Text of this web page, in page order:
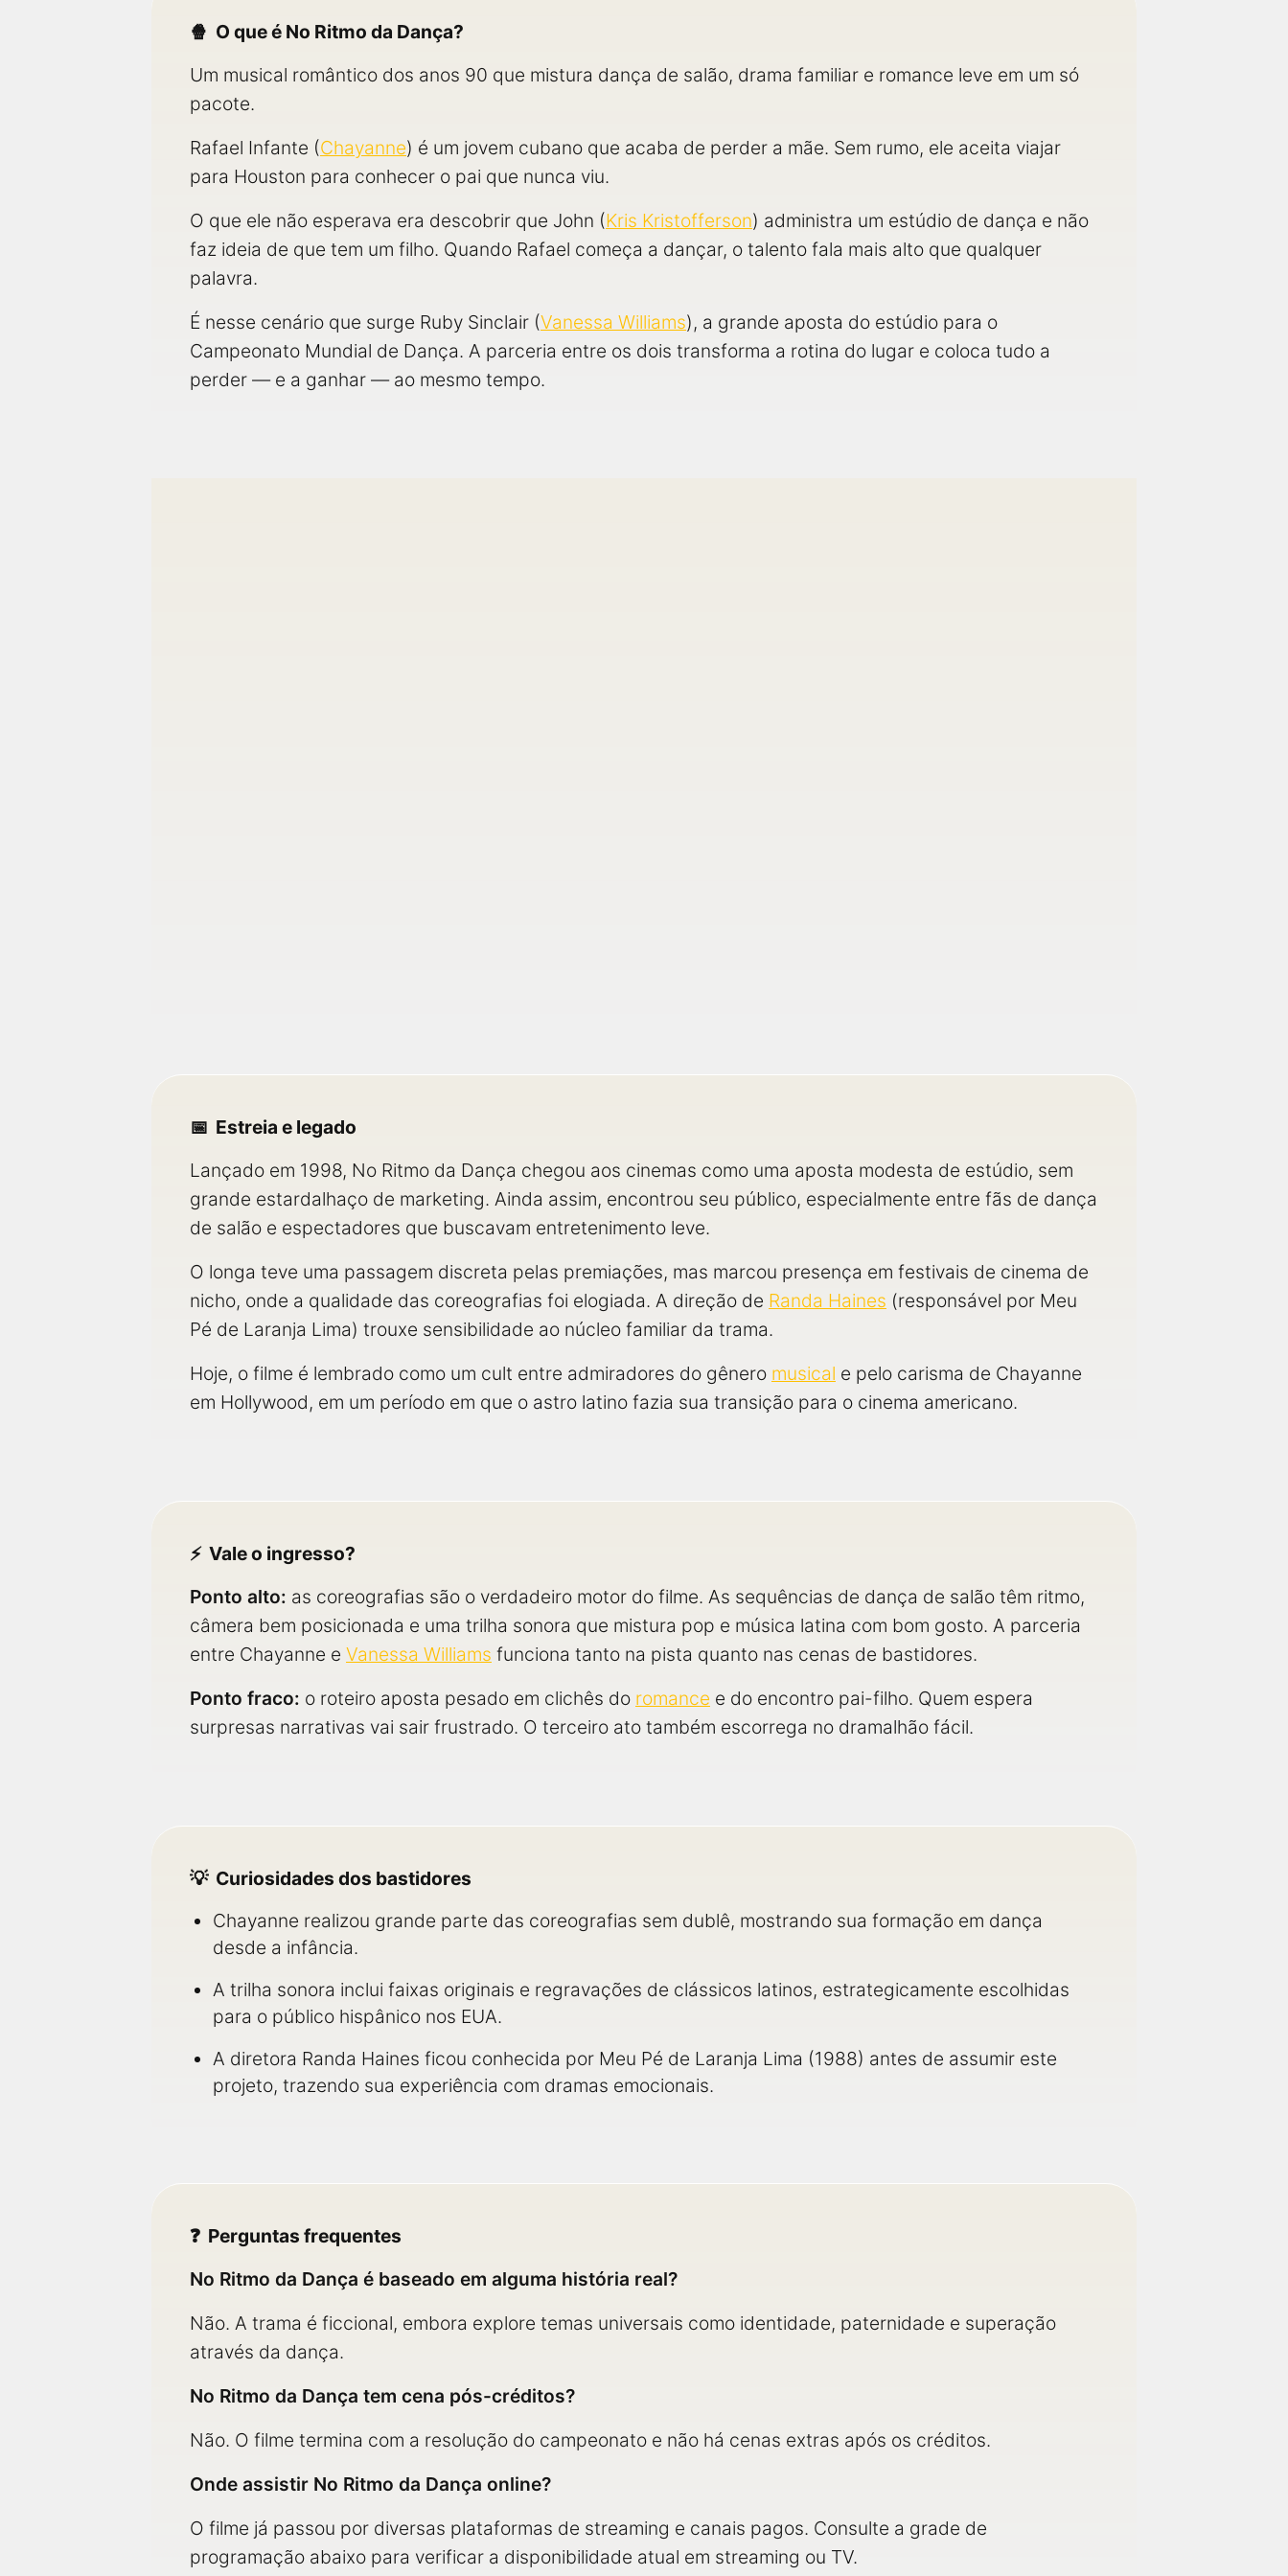
O que é No Ritmo da Dança?
Um musical romântico dos anos 90 que mistura dança de salão, drama familiar e romance leve em um só
pacote.
Rafael Infante (Chayanne) é um jovem cubano que acaba de perder a mãe. Sem rumo, ele aceita viajar
para Houston para conhecer o pai que nunca viu.
O que ele não esperava era descobrir que John (Kris Kristofferson) administra um estúdio de dança e não
faz ideia de que tem um filho. Quando Rafael começa a dançar, o talento fala mais alto que qualquer
palavra.
É nesse cenário que surge Ruby Sinclair (Vanessa Williams), a grande aposta do estúdio para o
Campeonato Mundial de Dança. A parceria entre os dois transforma a rotina do lugar e coloca tudo a
perder — e a ganhar — ao mesmo tempo.
Estreia e legado
Lançado em 1998, No Ritmo da Dança chegou aos cinemas como uma aposta modesta de estúdio, sem
grande estardalhaço de marketing. Ainda assim, encontrou seu público, especialmente entre fãs de dança
de salão e espectadores que buscavam entretenimento leve.
O longa teve uma passagem discreta pelas premiações, mas marcou presença em festivais de cinema de
nicho, onde a qualidade das coreografias foi elogiada. A direção de Randa Haines (responsável por Meu
Pé de Laranja Lima) trouxe sensibilidade ao núcleo familiar da trama.
Hoje, o filme é lembrado como um cult entre admiradores do gênero musical e pelo carisma de Chayanne
em Hollywood, em um período em que o astro latino fazia sua transição para o cinema americano.
Vale o ingresso?
Ponto alto: as coreografias são o verdadeiro motor do filme. As sequências de dança de salão têm ritmo,
câmera bem posicionada e uma trilha sonora que mistura pop e música latina com bom gosto. A parceria
entre Chayanne e Vanessa Williams funciona tanto na pista quanto nas cenas de bastidores.
Ponto fraco: o roteiro aposta pesado em clichês do romance e do encontro pai-filho. Quem espera
surpresas narrativas vai sair frustrado. O terceiro ato também escorrega no dramalhão fácil.
Curiosidades dos bastidores
Chayanne realizou grande parte das coreografias sem dublê, mostrando sua formação em dança
desde a infância.
A trilha sonora inclui faixas originais e regravações de clássicos latinos, estrategicamente escolhidas
para o público hispânico nos EUA.
A diretora Randa Haines ficou conhecida por Meu Pé de Laranja Lima (1988) antes de assumir este
projeto, trazendo sua experiência com dramas emocionais.
Perguntas frequentes
No Ritmo da Dança é baseado em alguma história real?
Não. A trama é ficcional, embora explore temas universais como identidade, paternidade e superação
através da dança.
No Ritmo da Dança tem cena pós-créditos?
Não. O filme termina com a resolução do campeonato e não há cenas extras após os créditos.
Onde assistir No Ritmo da Dança online?
O filme já passou por diversas plataformas de streaming e canais pagos. Consulte a grade de
programação abaixo para verificar a disponibilidade atual em streaming ou TV.